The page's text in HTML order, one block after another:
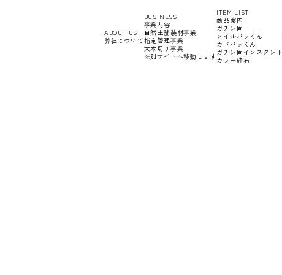
ABOUT US
弊社について
BUSINESS
事業内容
自然土舗装材事業
指定管理事業
大木切り事業
※別サイトへ移動します
ITEM LIST
商品案内
ガチン固
ソイルパッくん
カドパッくん
ガチン固インスタント
カラー砕石